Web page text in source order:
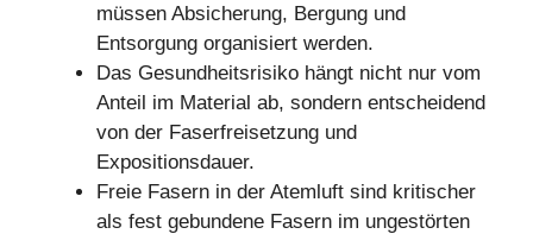
müssen Absicherung, Bergung und
Entsorgung organisiert werden.
Das Gesundheitsrisiko hängt nicht nur vom
Anteil im Material ab, sondern entscheidend
von der Faserfreisetzung und
Expositionsdauer.
Freie Fasern in der Atemluft sind kritischer
als fest gebundene Fasern im ungestörten